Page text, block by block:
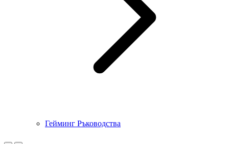
Гейминг Ръководства